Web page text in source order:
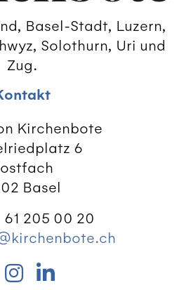
Basel-Stadt, Luzern,
Solothurn, Uri und
Zug.
Kirchenbote
6
Basel
61 205 00 20